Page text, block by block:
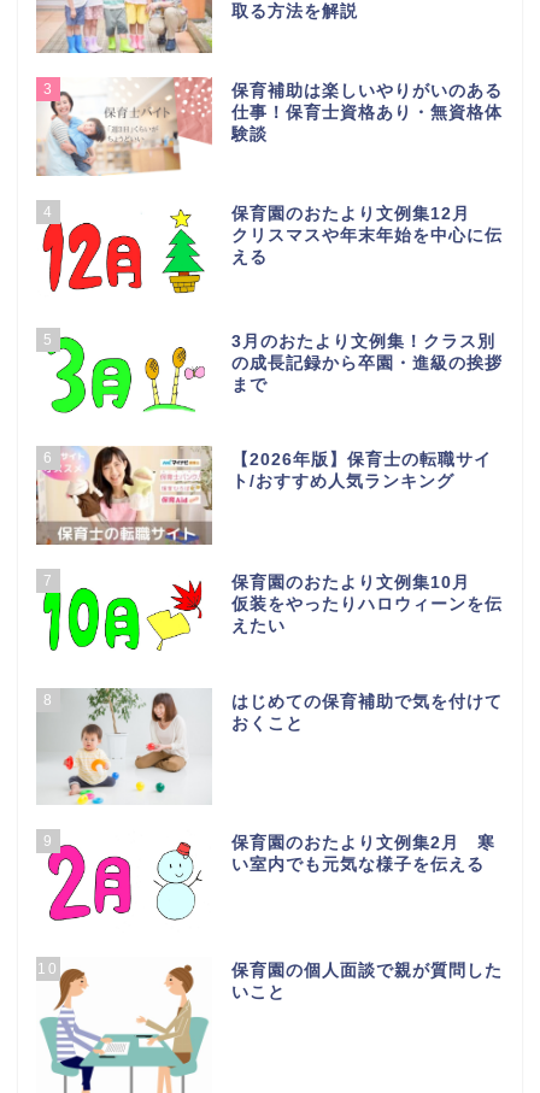
取る方法を解説
3
保育補助は楽しいやりがいのある
仕事！保育士資格あり・無資格体
験談
4
保育園のおたより文例集12月
クリスマスや年末年始を中心に伝
える
5
3月のおたより文例集！クラス別
の成長記録から卒園・進級の挨拶
まで
6
【2026年版】保育士の転職サイ
ト/おすすめ人気ランキング
7
保育園のおたより文例集10月
仮装をやったりハロウィーンを伝
えたい
8
はじめての保育補助で気を付けて
おくこと
9
保育園のおたより文例集2月 寒
い室内でも元気な様子を伝える
10
保育園の個人面談で親が質問した
いこと